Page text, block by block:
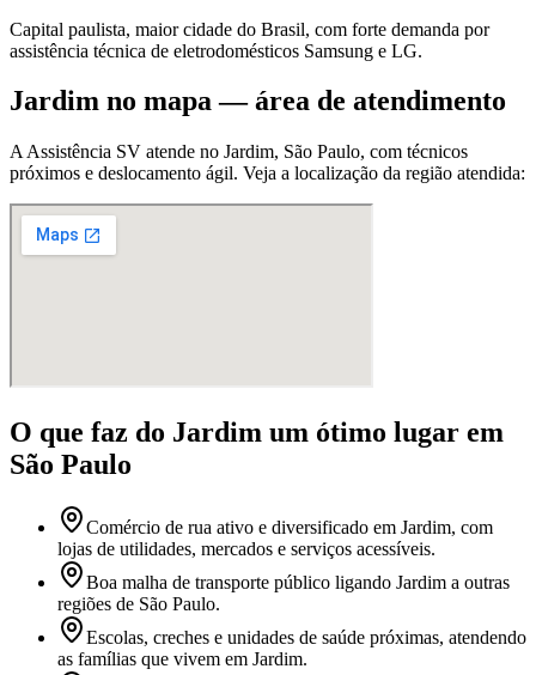
Capital paulista, maior cidade do Brasil, com forte demanda por
assistência técnica de eletrodomésticos Samsung e LG.
Jardim no mapa — área de atendimento
A Assistência SV atende no Jardim, São Paulo, com técnicos
próximos e deslocamento ágil. Veja a localização da região atendida:
O que faz do Jardim um ótimo lugar em
São Paulo
Comércio de rua ativo e diversificado em Jardim, com
lojas de utilidades, mercados e serviços acessíveis.
Boa malha de transporte público ligando Jardim a outras
regiões de São Paulo.
Escolas, creches e unidades de saúde próximas, atendendo
as famílias que vivem em Jardim.